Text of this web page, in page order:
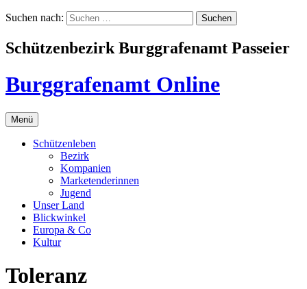
Suchen nach:
Schützenbezirk Burggrafenamt Passeier
Burggrafenamt Online
Menü
Schützenleben
Bezirk
Kompanien
Marketenderinnen
Jugend
Unser Land
Blickwinkel
Europa & Co
Kultur
Toleranz